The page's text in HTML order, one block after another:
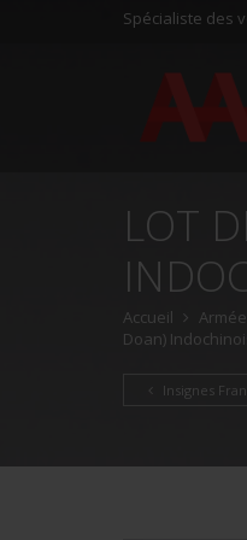
Spécialiste des
LOT
Accueil
Doan)
Insignes